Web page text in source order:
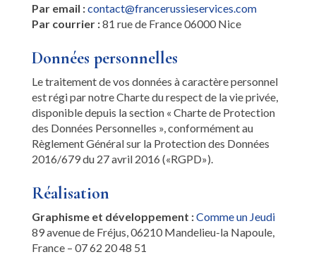
Par email :contact@francerussieservices.com
Par courrier :81 rue de France 06000 Nice
Données personnelles
Le traitement de vos données à caractère personnel
est régi par notre Charte du respect de la vie privée,
disponible depuis la section « Charte de Protection
des Données Personnelles », conformément au
Règlement Général sur la Protection des Données
2016/679 du 27 avril 2016 («RGPD»).
Réalisation
Graphisme et développement :Comme un Jeudi
89 avenue de Fréjus, 06210 Mandelieu-la Napoule,
France – 07 62 20 48 51